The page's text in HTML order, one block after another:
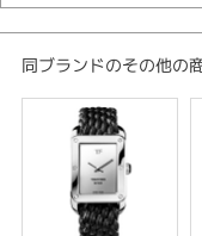
5気圧防水以下
メンズウォッチ
革ベルト
メンズ 腕時計
TOM FORD
同ブランドのその他の